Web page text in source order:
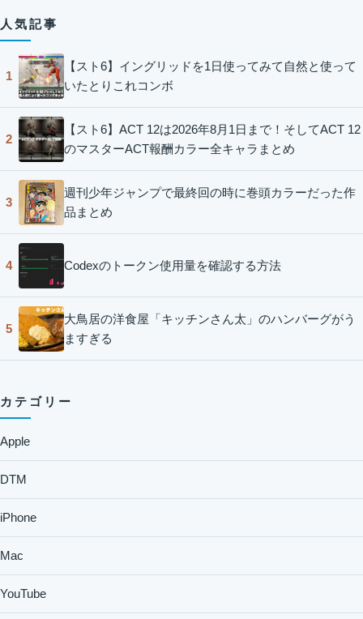
人気記事
1
【スト6】イングリッドを1日使ってみて自然と使って
いたとりこれコンボ
2
【スト6】ACT 12は2026年8月1日まで！そしてACT 12
のマスターACT報酬カラー全キャラまとめ
3
週刊少年ジャンプで最終回の時に巻頭カラーだった作
品まとめ
4 Codexのトークン使用量を確認する方法
5
大鳥居の洋食屋「キッチンさん太」のハンバーグがう
ますぎる
カテゴリー
Apple
DTM
iPhone
Mac
YouTube